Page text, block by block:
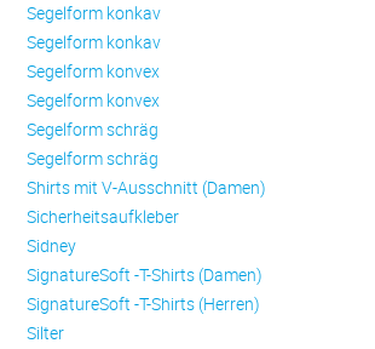
Se­gel­form konkav
Se­gel­form konkav
Se­gel­form konvex
Se­gel­form konvex
Se­gel­form schräg
Se­gel­form schräg
Shirts mit V-Ausschnitt (Damen)
Sicherheitsaufkleber
Sidney
SignatureSoft -T-Shirts (Damen)
SignatureSoft -T-Shirts (Herren)
Silter